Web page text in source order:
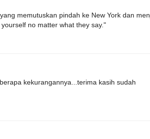
memutuskan pindah ke New York dan
no matter what they say."
kekurangannya...terima kasih sudah